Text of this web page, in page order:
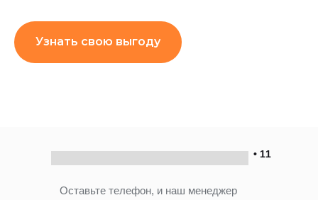
Узнать свою выгоду
• 11
Оставьте телефон, и наш менеджер